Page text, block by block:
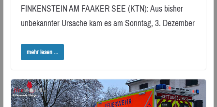
FINKENSTEIN AM FAAKER SEE (KTN): Aus bisher
unbekannter Ursache kam es am Sonntag, 3. Dezember
mehr lesen ...